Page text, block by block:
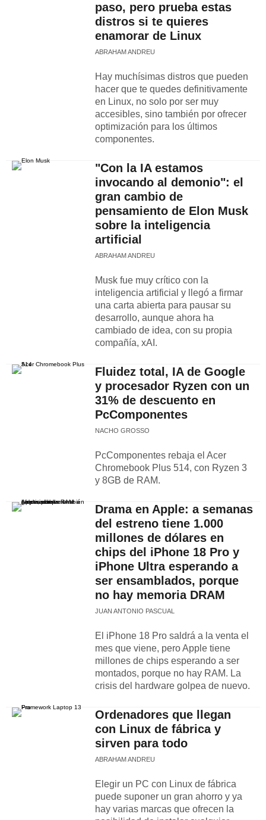
paso, pero prueba estas
distros si te quieres
enamorar de Linux
ABRAHAM ANDREU
Hay muchísimas distros que pueden
hacer que te quedes definitivamente
en Linux, no solo por ser muy
accesibles, sino también por ofrecer
optimización para los últimos
componentes.
"Con la IA estamos
invocando al demonio": el
gran cambio de
pensamiento de Elon Musk
sobre la inteligencia
artificial
ABRAHAM ANDREU
Musk fue muy crítico con la
inteligencia artificial y llegó a firmar
una carta abierta para pausar su
desarrollo, aunque ahora ha
cambiado de idea, con su propia
compañía, xAI.
Fluidez total, IA de Google
y procesador Ryzen con un
31% de descuento en
PcComponentes
NACHO GROSSO
PcComponentes rebaja el Acer
Chromebook Plus 514, con Ryzen 3
y 8GB de RAM.
Drama en Apple: a semanas
del estreno tiene 1.000
millones de dólares en
chips del iPhone 18 Pro y
iPhone Ultra esperando a
ser ensamblados, porque
no hay memoria DRAM
JUAN ANTONIO PASCUAL
El iPhone 18 Pro saldrá a la venta el
mes que viene, pero Apple tiene
millones de chips esperando a ser
montados, porque no hay RAM. La
crisis del hardware golpea de nuevo.
Ordenadores que llegan
con Linux de fábrica y
sirven para todo
ABRAHAM ANDREU
Elegir un PC con Linux de fábrica
puede suponer un gran ahorro y ya
hay varias marcas que ofrecen la